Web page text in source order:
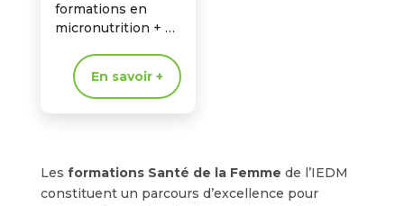
formations en
micronutrition + 7
pour accompagner
vos patientes à
chaque phase de
En savoir +
Les formations Santé de la Femme de l’IEDM
constituent un parcours d’excellence pour